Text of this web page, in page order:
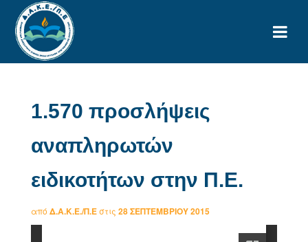
1.570 προσλήψεις
αναπληρωτών
ειδικοτήτων στην Π.Ε.
από Δ.Α.Κ.Ε./Π.Εστις 28 ΣΕΠΤΕΜΒΡΊΟΥ 2015